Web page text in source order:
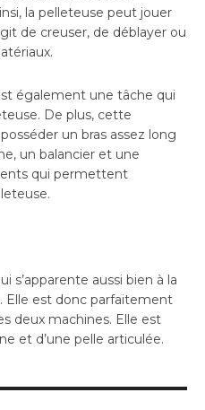
la pelleteuse peut jouer
de creuser, de déblayer ou
également une tâche qui
De plus, cette
un bras assez long
un balancier et une
qui permettent
s’apparente aussi bien à la
Elle est donc parfaitement
deux machines. Elle est
et d’une pelle articulée.